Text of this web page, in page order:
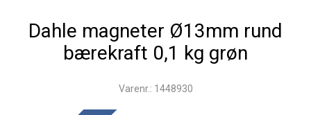
Dahle magneter Ø13mm rund
bærekraft 0,1 kg grøn
Varenr.: 1448930